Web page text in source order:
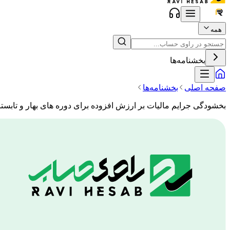
همه
بخشنامه‌ها
صفحه اصلی بخشنامه‌ها
بخشودگی جرایم مالیات بر ارزش افزوده برای دوره های بهار و تابستان